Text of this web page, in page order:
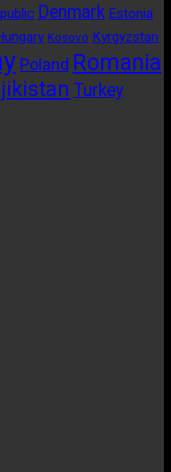
Denmark Estonia
Kosovo Kyrgyzstan
Poland Romania
Turkey